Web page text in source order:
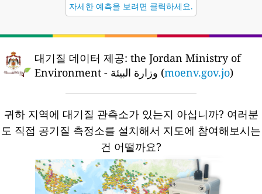
자세한 예측을 보려면 클릭하세요.
대기질 데이터 제공: the Jordan Ministry of
Environment - وزارة البيئة (moenv.gov.jo)
귀하 지역에 대기질 관측소가 있는지 아십니까? 여러분
도 직접 공기질 측정소를 설치해서 지도에 참여해보시는
건 어떨까요?